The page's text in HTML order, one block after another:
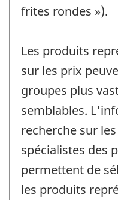
frites rondes »).
Les produits
sur les prix
groupes plus
semblables.
recherche sur
spécialistes des
permettent de
les produits